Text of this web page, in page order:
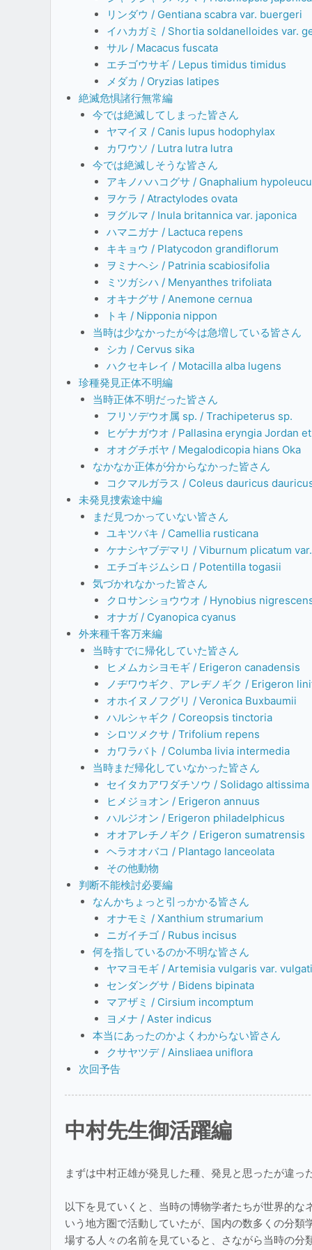
リンダウ / Gentiana scabra var. buergeri
イハカガミ / Shortia soldanelloides var.
サル / Macacus fuscata
エチゴウサギ / Lepus timidus timidus
メダカ / Oryzias latipes
絶滅危惧諸行無常編
今では絶滅してしまった皆さん
ヤマイヌ / Canis lupus hodophylax
カワウソ / Lutra lutra lutra
今では絶滅しそうな皆さん
アキノハハコグサ / Gnaphalium
ヲケラ / Atractylodes ovata
ヲグルマ / Inula britannica var. japonica
ハマニガナ / Lactuca repens
キキョウ / Platycodon grandiflorum
ヲミナヘシ / Patrinia scabiosifolia
ミツガシハ / Menyanthes trifoliata
オキナグサ / Anemone cernua
トキ / Nipponia nippon
当時は少なかったが今は急増している皆さん
シカ / Cervus sika
ハクセキレイ / Motacilla alba lugens
珍種発見正体不明編
当時正体不明だった皆さん
フリソデウオ属 sp. / Trachipeterus sp.
ヒゲナガウオ / Pallasina eryngia Jordan
オオグチボヤ / Megalodicopia hians Oka
なかなか正体が分からなかった皆さん
コクマルガラス / Coleus dauricus
未発見捜索途中編
まだ見つかっていない皆さん
ユキツバキ / Camellia rusticana
ケナシヤブデマリ / Viburnum plicatum
エチゴキジムシロ / Potentilla togasii
気づかれなかった皆さん
クロサンショウウオ / Hynobius
オナガ / Cyanopica cyanus
外来種千客万来編
当時すでに帰化していた皆さん
ヒメムカシヨモギ / Erigeron canadensis
ノヂワウギク、アレヂノギク / Erigeron
オホイヌノフグリ / Veronica Buxbaumii
ハルシャギク / Coreopsis tinctoria
シロツメクサ / Trifolium repens
カワラバト / Columba livia intermedia
当時まだ帰化していなかった皆さん
セイタカアワダチソウ / Solidago altissima
ヒメジョオン / Erigeron annuus
ハルジオン / Erigeron philadelphicus
オオアレチノギク / Erigeron sumatrensis
ヘラオオバコ / Plantago lanceolata
その他動物
判断不能検討必要編
なんかちょっと引っかかる皆さん
オナモミ / Xanthium strumarium
ニガイチゴ / Rubus incisus
何を指しているのか不明な皆さん
ヤマヨモギ / Artemisia vulgaris var.
センダングサ / Bidens bipinata
マアザミ / Cirsium incomptum
ヨメナ / Aster indicus
本当にあったのかよくわからない皆さん
クサヤツデ / Ainsliaea uniflora
次回予告
中村先生御活躍編
まずは中村正雄が発見した種、発見と思ったが違っ
以下を見ていくと、当時の博物学者たちが世界的
いう地方圏で活動していたが、国内の数多くの分
場する人々の名前を見ていると、さながら当時の分